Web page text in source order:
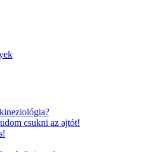
csukni az ajtót!